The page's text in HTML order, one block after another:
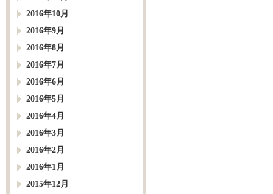
2016年10月
2016年9月
2016年8月
2016年7月
2016年6月
2016年5月
2016年4月
2016年3月
2016年2月
2016年1月
2015年12月